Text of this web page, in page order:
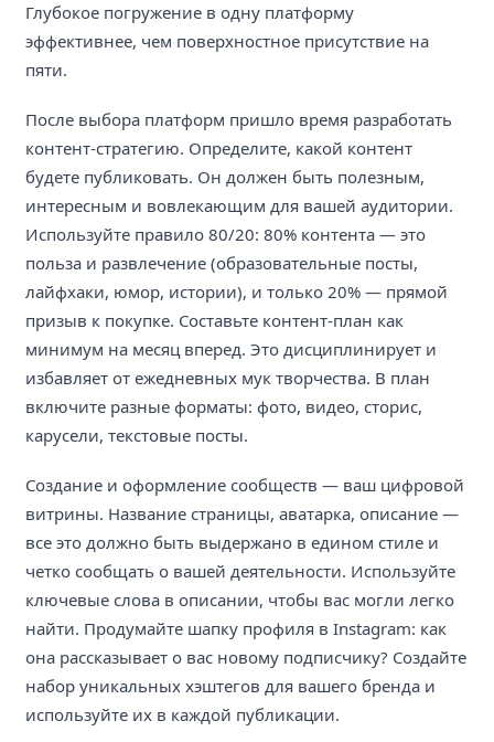
Глубокое погружение в одну платформу
эффективнее, чем поверхностное присутствие на
пяти.
После выбора платформ пришло время разработать
контент-стратегию. Определите, какой контент
будете публиковать. Он должен быть полезным,
интересным и вовлекающим для вашей аудитории.
Используйте правило 80/20: 80% контента — это
польза и развлечение (образовательные посты,
лайфхаки, юмор, истории), и только 20% — прямой
призыв к покупке. Составьте контент-план как
минимум на месяц вперед. Это дисциплинирует и
избавляет от ежедневных мук творчества. В план
включите разные форматы: фото, видео, сторис,
карусели, текстовые посты.
Создание и оформление сообществ — ваш цифровой
витрины. Название страницы, аватарка, описание —
все это должно быть выдержано в едином стиле и
четко сообщать о вашей деятельности. Используйте
ключевые слова в описании, чтобы вас могли легко
найти. Продумайте шапку профиля в Instagram: как
она рассказывает о вас новому подписчику? Создайте
набор уникальных хэштегов для вашего бренда и
используйте их в каждой публикации.